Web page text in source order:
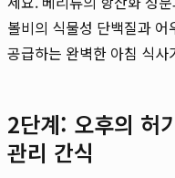
볼비의 식물성 단백질과
공급하는 완벽한 아침 식사
2단계: 오후의 허
관리 간식